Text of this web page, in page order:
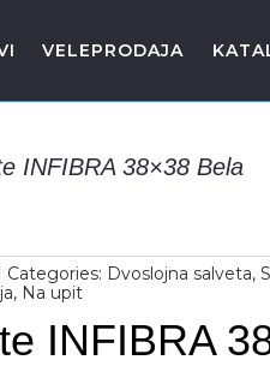
VELEPRODAJA
INFIBRA 38×38 Bela
Categories: Dvoslojna salveta,
, Na upit
INFIBRA